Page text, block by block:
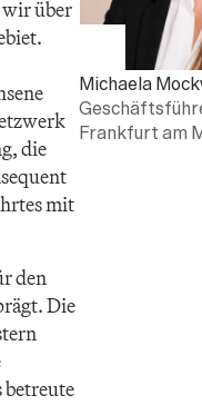
über
die
mit
den
Die
Michaela
Frankfurt am